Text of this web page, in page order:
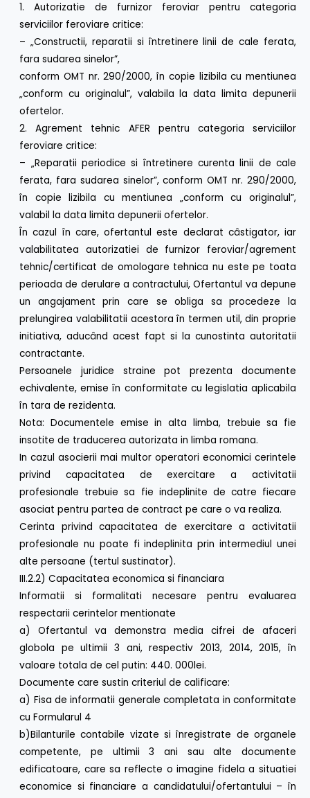
1. Autorizatie de furnizor feroviar pentru categoria
serviciilor feroviare critice:
– „Constructii, reparatii si întretinere linii de cale ferata,
fara sudarea sinelor”,
conform OMT nr. 290/2000, în copie lizibila cu mentiunea
„conform cu originalul”, valabila la data limita depunerii
ofertelor.
2. Agrement tehnic AFER pentru categoria serviciilor
feroviare critice:
– „Reparatii periodice si întretinere curenta linii de cale
ferata, fara sudarea sinelor”, conform OMT nr. 290/2000,
în copie lizibila cu mentiunea „conform cu originalul”,
valabil la data limita depunerii ofertelor.
În cazul în care, ofertantul este declarat câstigator, iar
valabilitatea autorizatiei de furnizor feroviar/agrement
tehnic/certificat de omologare tehnica nu este pe toata
perioada de derulare a contractului, Ofertantul va depune
un angajament prin care se obliga sa procedeze la
prelungirea valabilitatii acestora în termen util, din proprie
initiativa, aducând acest fapt si la cunostinta autoritatii
contractante.
Persoanele juridice straine pot prezenta documente
echivalente, emise în conformitate cu legislatia aplicabila
în tara de rezidenta.
Nota: Documentele emise in alta limba, trebuie sa fie
insotite de traducerea autorizata in limba romana.
In cazul asocierii mai multor operatori economici cerintele
privind capacitatea de exercitare a activitatii
profesionale trebuie sa fie indeplinite de catre fiecare
asociat pentru partea de contract pe care o va realiza.
Cerinta privind capacitatea de exercitare a activitatii
profesionale nu poate fi indeplinita prin intermediul unei
alte persoane (tertul sustinator).
III.2.2) Capacitatea economica si financiara
Informatii si formalitati necesare pentru evaluarea
respectarii cerintelor mentionate
a) Ofertantul va demonstra media cifrei de afaceri
globola pe ultimii 3 ani, respectiv 2013, 2014, 2015, în
valoare totala de cel putin: 440. 000lei.
Documente care sustin criteriul de calificare:
a) Fisa de informatii generale completata in conformitate
cu Formularul 4
b)Bilanturile contabile vizate si înregistrate de organele
competente, pe ultimii 3 ani sau alte documente
edificatoare, care sa reflecte o imagine fidela a situatiei
economice si financiare a candidatului/ofertantului – în